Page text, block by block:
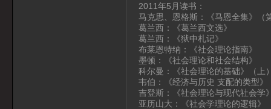
2011年5月读书：
马克思、恩格斯：《马恩全集》（
葛兰西：《葛兰西文选》
葛兰西：《狱中札记》
布莱恩特纳：《社会理论指南》
墨顿：《社会理论和社会结构》
科尔曼：《社会理论的基础》（上
韦伯：《经济与历史 支配的类型》
吉登斯：《社会理论与现代社会学
亚历山大：《社会学理论的逻辑》